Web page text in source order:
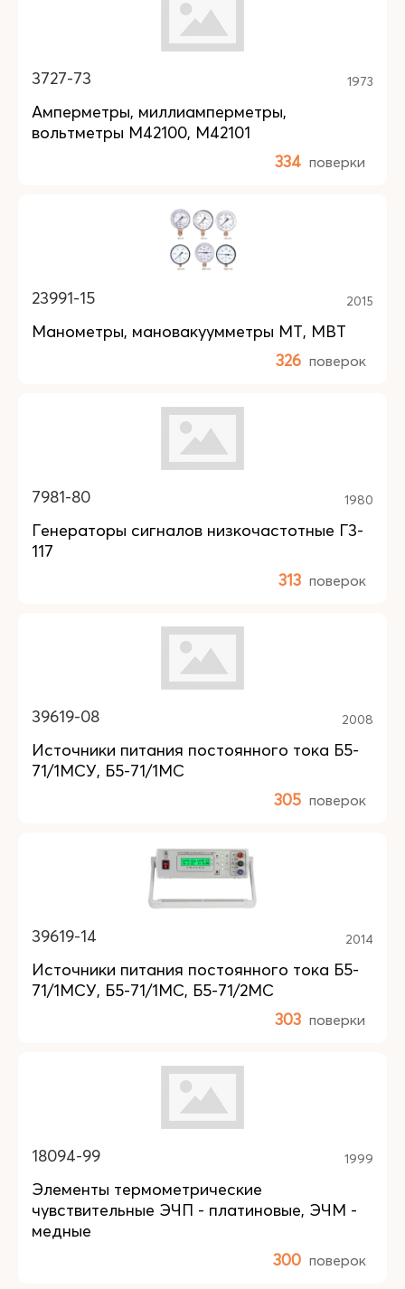
3727-73 1973
Амперметры, миллиамперметры,
вольтметры М42100, М42101
334 поверки
23991-15 2015
Манометры, мановакуумметры МТ, МВТ
326 поверок
7981-80 1980
Генераторы сигналов низкочастотные Г3-
117
313 поверок
39619-08 2008
Источники питания постоянного тока Б5-
71/1МСУ, Б5-71/1МС
305 поверок
39619-14 2014
Источники питания постоянного тока Б5-
71/1МСУ, Б5-71/1МС, Б5-71/2МС
303 поверки
18094-99 1999
Элементы термометрические
чувствительные ЭЧП - платиновые, ЭЧМ -
медные
300 поверок